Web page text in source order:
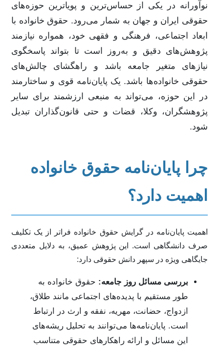
نوآورانه در یکی از حساس‌ترین و پویاترین حوزه‌های
حقوقی ایران و جهان به شمار می‌رود. حقوق خانواده با
ابعاد اجتماعی، فرهنگی و فقهی خود، همواره نیازمند
پژوهش‌های دقیق و به‌روز است تا بتواند پاسخگوی
نیازهای متغیر جامعه باشد و راهگشای چالش‌های
حقوقی خانواده‌ها باشد. یک پایان‌نامه قوی و ساختارمند
در این حوزه، می‌تواند به منبعی ارزشمند برای سایر
پژوهشگران، وکلا، قضات و حتی قانون‌گذاران تبدیل
شود.
چرا پایان‌نامه حقوق خانواده
اهمیت دارد؟
اهمیت پایان‌نامه در گرایش حقوق خانواده فراتر از یک تکلیف
صرف دانشگاهی است. این پژوهش عمیق، به دلایل متعددی
جایگاهی ویژه در سپهر دانش حقوقی دارد:
بررسی مسائل روز جامعه: حقوق خانواده به
طور مستقیم با پدیده‌های اجتماعی مانند طلاق،
ازدواج، حضانت، مهریه، نفقه و ارث در ارتباط
است. پایان‌نامه‌ها می‌توانند به تحلیل ریشه‌های
این مسائل و ارائه راهکارهای حقوقی متناسب